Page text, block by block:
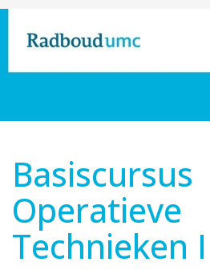
Basiscursus
Operatieve
Technieken